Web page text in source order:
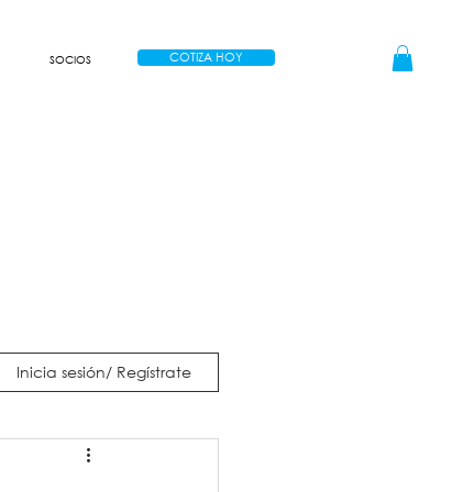
SOCIOS COTIZA HOY
Inicia sesión/ Regístrate